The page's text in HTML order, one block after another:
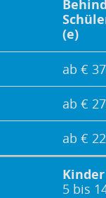
(e)
ab €
ab €
ab €
Kinder
5 bis